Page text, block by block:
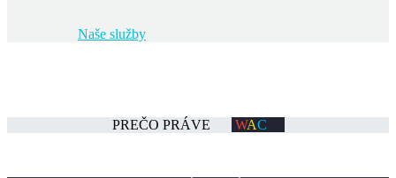
Naše služby
PREČO PRÁVE WAC